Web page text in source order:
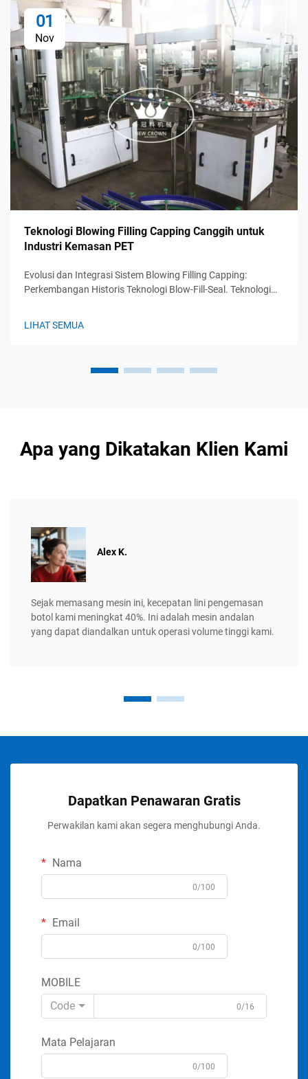
01
Nov
Teknologi Blowing Filling Capping Canggih untuk
Industri Kemasan PET
Evolusi dan Integrasi Sistem Blowing Filling Capping:
Perkembangan Historis Teknologi Blow-Fill-Seal. Teknologi
LIHAT SEMUA
Apa yang Dikatakan Klien Kami
Alex K.
Sejak memasang mesin ini, kecepatan lini pengemasan
botol kami meningkat 40%. Ini adalah mesin andalan
yang dapat diandalkan untuk operasi volume tinggi kami.
Dapatkan Penawaran Gratis
Perwakilan kami akan segera menghubungi Anda.
Nama
0/100
Email
0/100
MOBILE
Code
0/16
Mata Pelajaran
0/100